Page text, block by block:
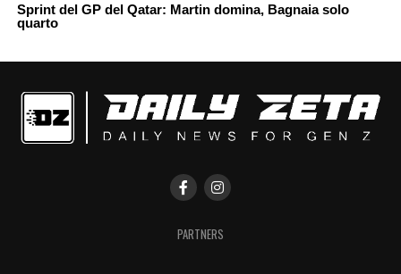
Sprint del GP del Qatar: Martin domina, Bagnaia solo
quarto
PARTNERS